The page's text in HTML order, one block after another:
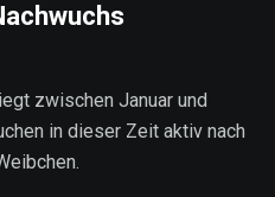
zwischen Januar und
in dieser Zeit aktiv nach